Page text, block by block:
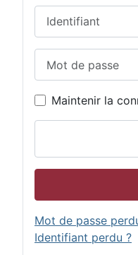
Maintenir la
Mot de passe
Identifiant perdu ?